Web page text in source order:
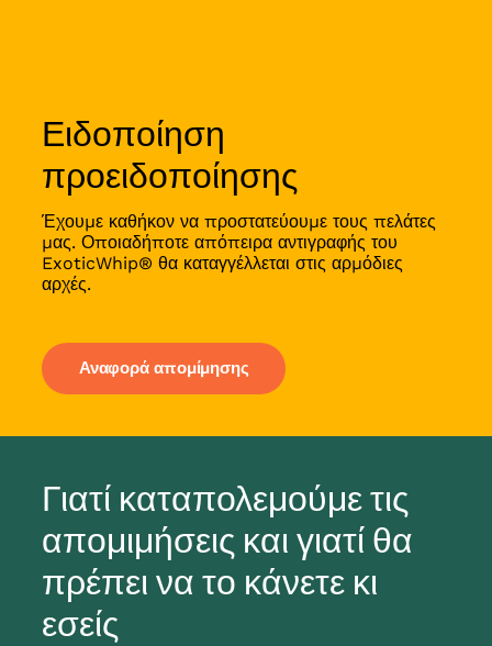
Ειδοποίηση
προειδοποίησης
Έχουμε καθήκον να προστατεύουμε τους πελάτες
μας. Οποιαδήποτε απόπειρα αντιγραφής του
ExoticWhip® θα καταγγέλλεται στις αρμόδιες
αρχές.
Αναφορά απομίμησης
Γιατί καταπολεμούμε τις
απομιμήσεις και γιατί θα
πρέπει να το κάνετε κι
εσείς